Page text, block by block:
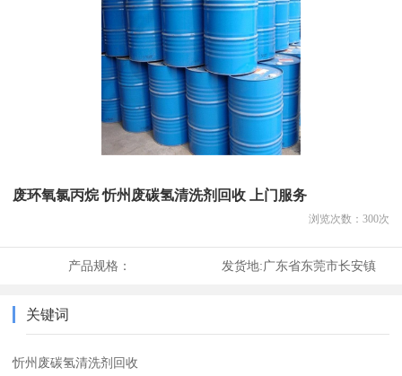
废环氧氯丙烷 忻州废碳氢清洗剂回收 上门服务
浏览次数： 300次
产品规格： 发货地:广东省东莞市长安镇
关键词
忻州废碳氢清洗剂回收